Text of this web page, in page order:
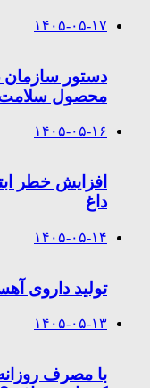
۱۴۰۵-۰۵-۱۷
محصول
۱۴۰۵-۰۵-۱۶
افزایش خطر
داغ
۱۴۰۵-۰۵-۱۴
تولید داروی
۱۴۰۵-۰۵-۱۳
با مصرف